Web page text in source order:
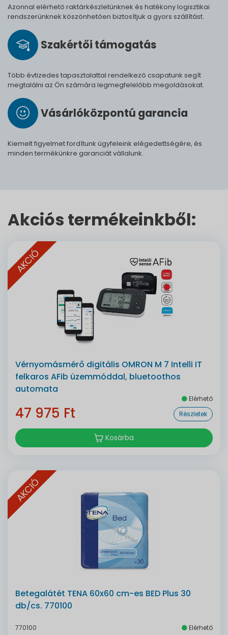
Azonnal elérhető raktárkészletünknek és hatékony logisztikai
rendszerünknek köszönhetően biztosítjuk a gyors szállítást.
Szak­értői tá­mo­ga­tás
Több évtizedes tapasztalattal rendelkező csapatunk segít
megtalálni az Ön számára legmegfelelőbb megoldásokat.
Vásárló­köz­pontú ga­ran­cia
Kiemelt figyelmet fordítunk ügyfeleink elégedettségére, és
minden termékünkre garanciát vállalunk.
Akciós termékeinkből:
AKCIÓ
Vérnyomásmérő digitális OMRON M 7 Intelli IT
felkaros AFib üzemmóddal, bluetoothos
automata
Elérhető
47 975 Ft Részletek
Kosárba
AKCIÓ
Betegalátét TENA 60x60 cm-es BED Plus 30
db/cs. 770100
770100 Elérhető